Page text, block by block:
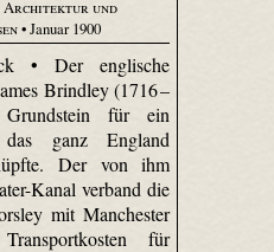
und
• Januar 1900
• Der englische
Brindley (1716 –
für ein
das ganz England
Der von ihm
Kanal verband die
mit Manchester
für